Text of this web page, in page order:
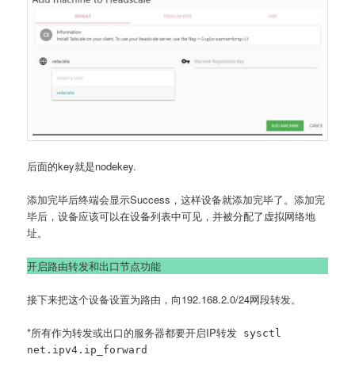
后面的key就是nodekey.
添加完毕后终端会显示Success，这样设备就添加完毕了。添加完
毕后，设备应该可以在设备列表中可见，并被分配了虚拟网络地
址。
开启路由转发和出口节点功能
接下来把这个设备设置为路由，向192.168.2.0/24网段转发。
*所有作为转发或出口的服务器都要开启IP转发 sysctl
net.ipv4.ip_forward